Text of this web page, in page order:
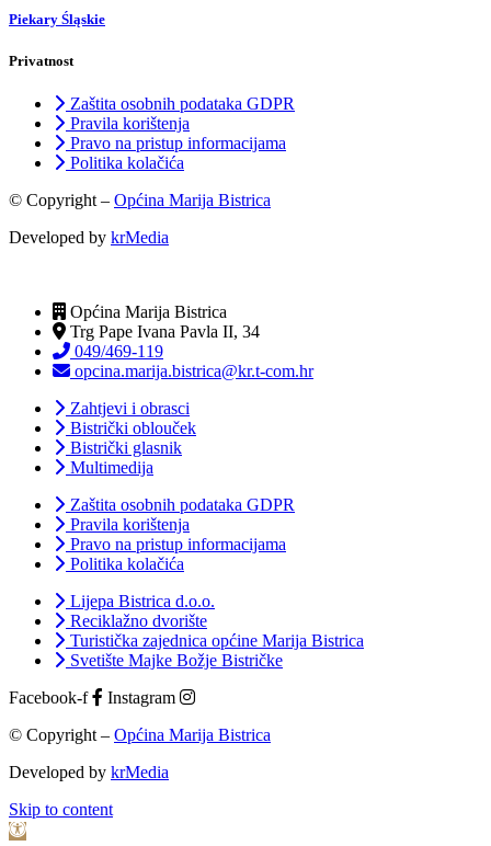
Piekary Śląskie
Privatnost
Zaštita osobnih podataka GDPR
Pravila korištenja
Pravo na pristup informacijama
Politika kolačića
© Copyright – Općina Marija Bistrica
Developed by krMedia
Općina Marija Bistrica
Trg Pape Ivana Pavla II, 34
049/469-119
opcina.marija.bistrica@kr.t-com.hr
Zahtjevi i obrasci
Bistrički oblouček
Bistrički glasnik
Multimedija
Zaštita osobnih podataka GDPR
Pravila korištenja
Pravo na pristup informacijama
Politika kolačića
Lijepa Bistrica d.o.o.
Reciklažno dvorište
Turistička zajednica općine Marija Bistrica
Svetište Majke Božje Bistričke
Facebook-f
Instagram
© Copyright – Općina Marija Bistrica
Developed by krMedia
Skip to content
Open toolbar